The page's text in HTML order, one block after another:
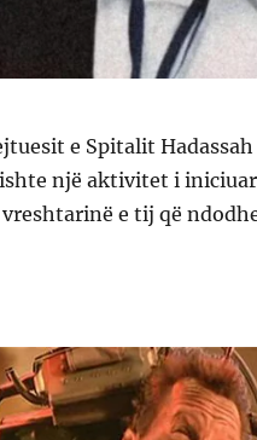
e Spitalit
një aktivitet i
e tij që